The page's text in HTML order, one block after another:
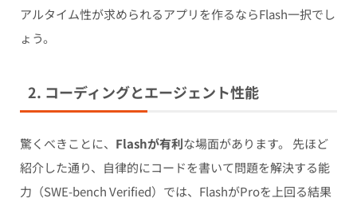
アルタイム性が求められるアプリを作るならFlash一択でし
ょう。
2. コーディングとエージェント性能
驚くべきことに、 Flashが有利な場面があります。 先ほど
紹介した通り、自律的にコードを書いて問題を解決する能
力（SWE-bench Verified）では、FlashがProを上回る結果